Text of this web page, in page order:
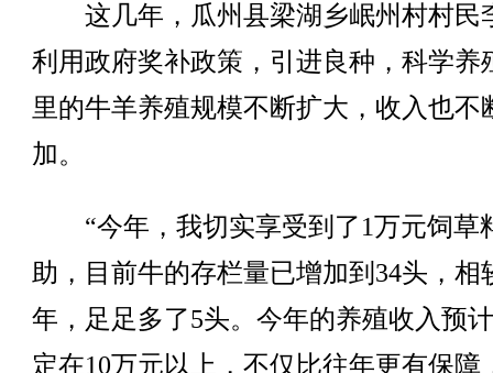
这几年，瓜州县梁湖乡岷州村村民
利用政府奖补政策，引进良种，科学养
里的牛羊养殖规模不断扩大，收入也不
加。
“今年，我切实享受到了1万元饲草
助，目前牛的存栏量已增加到34头，相
年，足足多了5头。今年的养殖收入预
定在10万元以上，不仅比往年更有保障